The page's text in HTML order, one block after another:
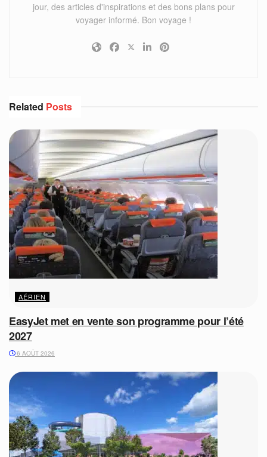
jour, des articles d'inspirations et des bons plans pour
voyager informé. Bon voyage !
Related Posts
AÉRIEN
EasyJet met en vente son programme pour l’été
2027
6 AOÛT 2026